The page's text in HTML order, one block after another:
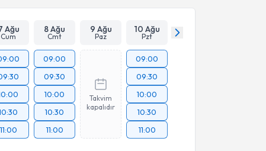
Ağu
Cum
8 Ağu
Cmt
9 Ağu
Paz
10 Ağu
Pzt
11:00
09:00
09:30
10:00
10:30
11:00
Takvim
kapalıdır
09:00
09:30
10:00
10:30
11:00